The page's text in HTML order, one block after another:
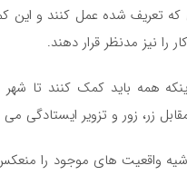
که تعریف شده عمل کنند و این
را نیز مدنظر قرار دهند.
اینکه همه باید کمک کنند تا
زر، زور و تزویر ایستادگی می
واقعیت های موجود را